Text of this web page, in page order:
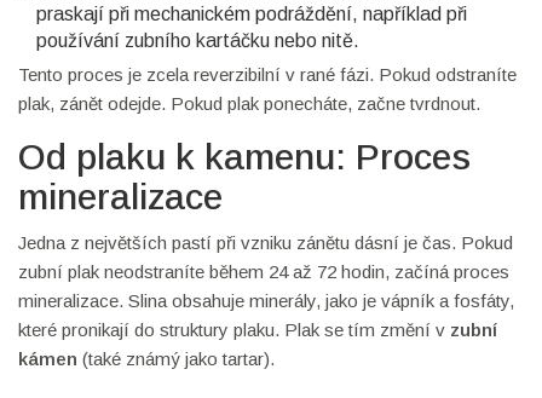
praskají při mechanickém podráždění, například při
používání zubního kartáčku nebo nitě.
Tento proces je zcela reverzibilní v rané fázi. Pokud odstraníte
plak, zánět odejde. Pokud plak ponecháte, začne tvrdnout.
Od plaku k kamenu: Proces
mineralizace
Jedna z největších pastí při vzniku zánětu dásní je čas. Pokud
zubní plak neodstraníte během 24 až 72 hodin, začíná proces
mineralizace. Slina obsahuje minerály, jako je vápník a fosfáty,
které pronikají do struktury plaku. Plak se tím změní v zubní
kámen (také známý jako tartar).